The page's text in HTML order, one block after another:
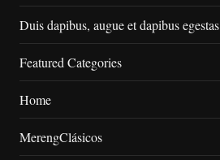
Duis dapibus, augue et dapibus egestas
Featured Categories
Home
MerengClásicos